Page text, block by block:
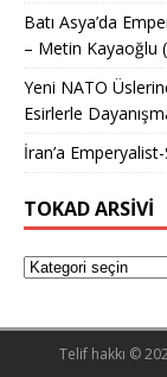
Batı Asya’da
– Metin Kayaoğlu
Yeni NATO
Esirlerle
İran’a
TOKAD ARSIVI
Telif hakkı ©